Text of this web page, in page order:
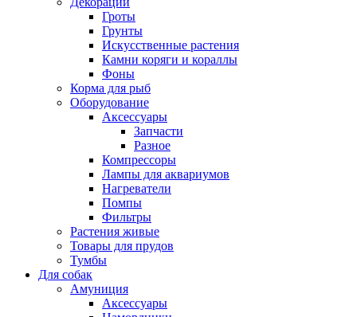
Гроты
Грунты
Искусственные растения
Камни коряги и кораллы
Фоны
Корма для рыб
Оборудование
Аксессуары
Запчасти
Разное
Компрессоры
Лампы для аквариумов
Нагреватели
Помпы
Фильтры
Растения живые
Товары для прудов
Тумбы
Для собак
Амуниция
Аксессуары